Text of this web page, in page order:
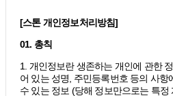
[스톤 개인정보처리방침]
01. 총칙
1. 개인정보란 생존하는 개인에 관한
어 있는 성명, 주민등록번호 등의 사
수 있는 정보 (당해 정보만으로는 특